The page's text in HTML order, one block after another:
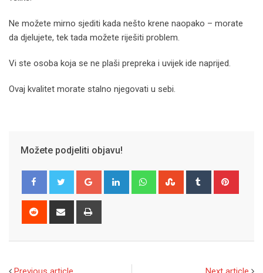
Ne možete mirno sjediti kada nešto krene naopako – morate
da djelujete, tek tada možete riješiti problem.
Vi ste osoba koja se ne plaši prepreka i uvijek ide naprijed.
Ovaj kvalitet morate stalno njegovati u sebi.
Možete podjeliti objavu!
Google+ LinkedIn WhatsappStumbleUpon
Tumblr
Reddit
Share